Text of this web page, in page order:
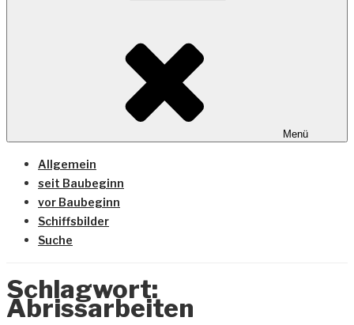
Menü
Allgemein
seit Baubeginn
vor Baubeginn
Schiffsbilder
Suche
Schlagwort:
Abrissarbeiten